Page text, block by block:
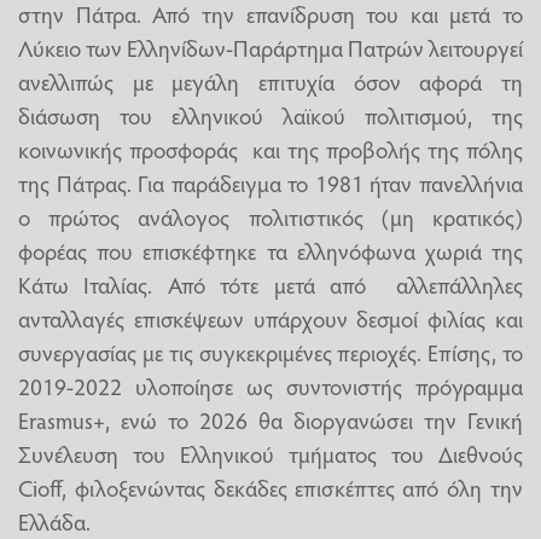
στην Πάτρα. Από την επανίδρυση του και μετά το
Λύκειο των Ελληνίδων-Παράρτημα Πατρών λειτουργεί
ανελλιπώς με μεγάλη επιτυχία όσον αφορά τη
διάσωση του ελληνικού λαϊκού πολιτισμού, της
κοινωνικής προσφοράς και της προβολής της πόλης
της Πάτρας. Για παράδειγμα το 1981 ήταν πανελλήνια
ο πρώτος ανάλογος πολιτιστικός (μη κρατικός)
φορέας που επισκέφτηκε τα ελληνόφωνα χωριά της
Κάτω Ιταλίας. Από τότε μετά από αλλεπάλληλες
ανταλλαγές επισκέψεων υπάρχουν δεσμοί φιλίας και
συνεργασίας με τις συγκεκριμένες περιοχές. Επίσης, το
2019-2022 υλοποίησε ως συντονιστής πρόγραμμα
Erasmus+, ενώ το 2026 θα διοργανώσει την Γενική
Συνέλευση του Ελληνικού τμήματος του Διεθνούς
Cioff, φιλοξενώντας δεκάδες επισκέπτες από όλη την
Ελλάδα.